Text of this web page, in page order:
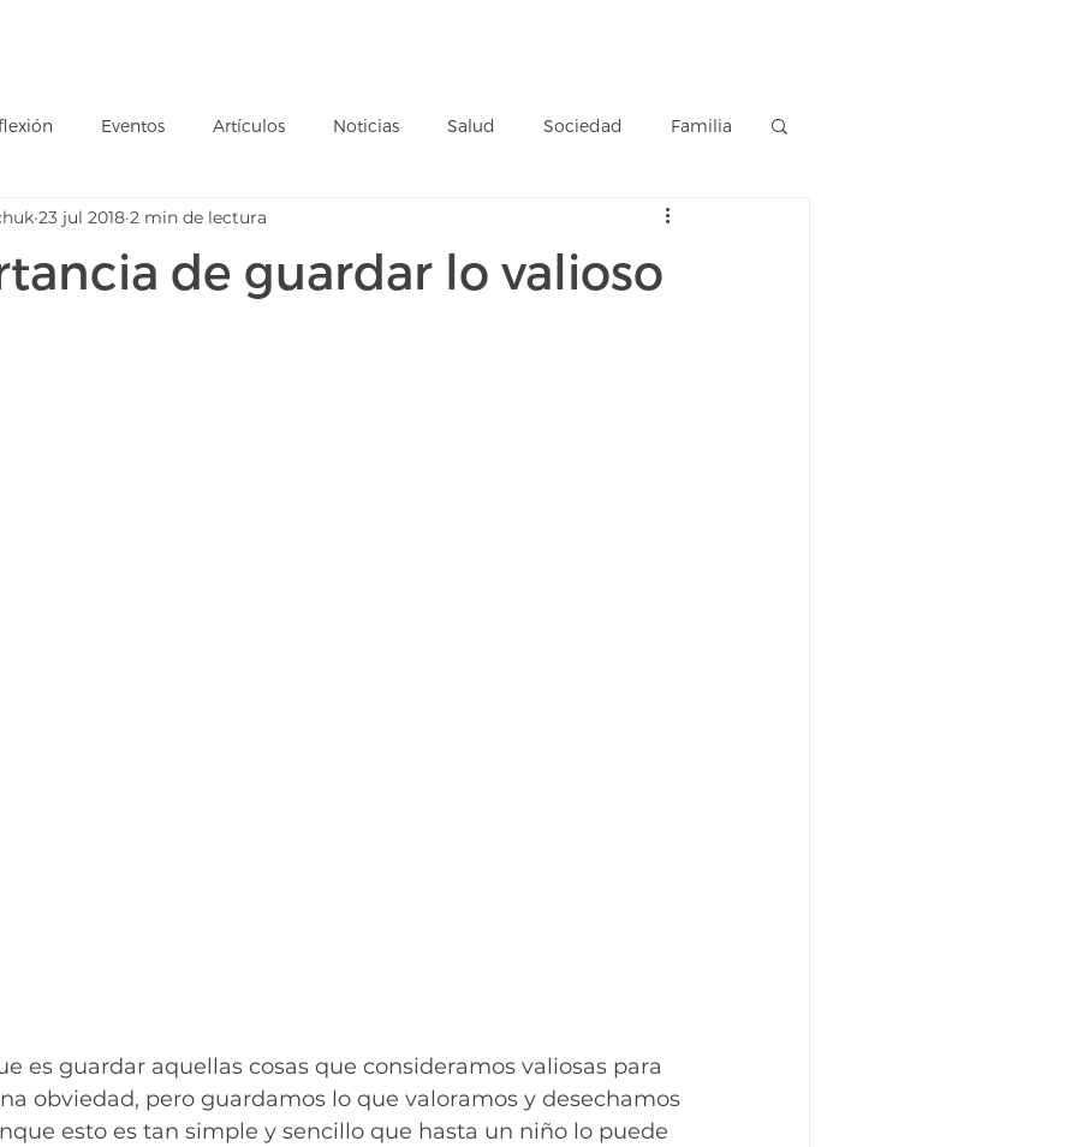
Eventos Artículos Noticias Salud Sociedad Familia
Valores
de guardar lo valioso
23 jul 2018 2 min de lectura
es guardar aquellas cosas que consideramos valiosas para
obviedad, pero guardamos lo que valoramos y desechamos
esto es tan simple y sencillo que hasta un niño lo puede